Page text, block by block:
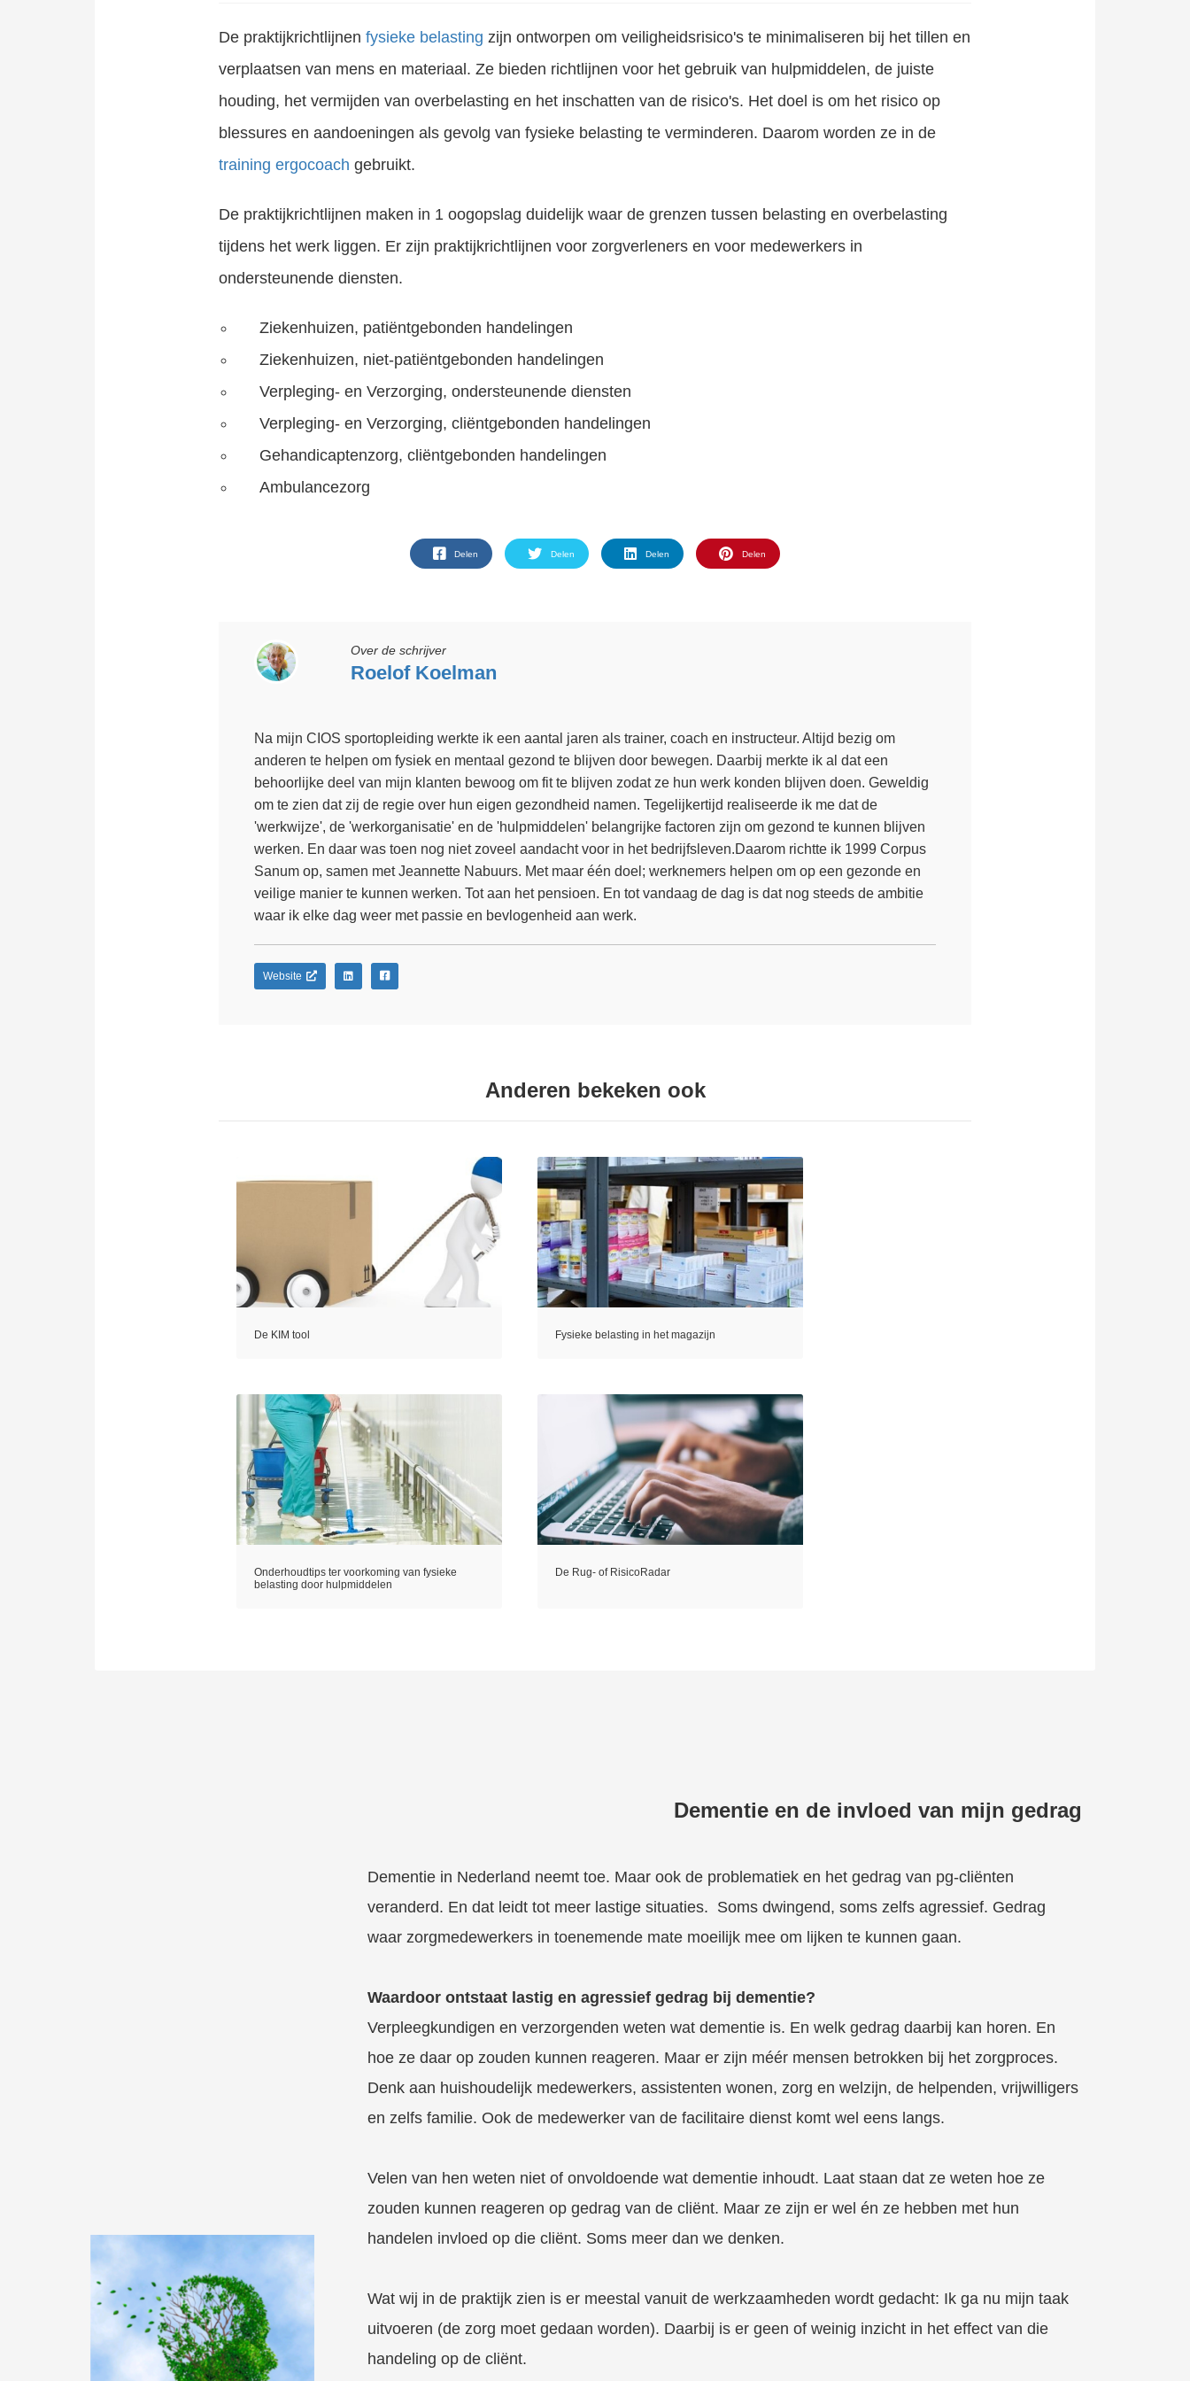
De praktijkrichtlijnen fysieke belasting zijn ontworpen om veiligheidsrisico's te minimaliseren bij het tillen en
verplaatsen van mens en materiaal. Ze bieden richtlijnen voor het gebruik van hulpmiddelen, de juiste
houding, het vermijden van overbelasting en het inschatten van de risico's. Het doel is om het risico op
blessures en aandoeningen als gevolg van fysieke belasting te verminderen. Daarom worden ze in de
training ergocoach gebruikt.
De praktijkrichtlijnen maken in 1 oogopslag duidelijk waar de grenzen tussen belasting en overbelasting
tijdens het werk liggen. Er zijn praktijkrichtlijnen voor zorgverleners en voor medewerkers in
ondersteunende diensten.
Ziekenhuizen, patiëntgebonden handelingen
Ziekenhuizen, niet-patiëntgebonden handelingen
Verpleging- en Verzorging, ondersteunende diensten
Verpleging- en Verzorging, cliëntgebonden handelingen
Gehandicaptenzorg, cliëntgebonden handelingen
Ambulancezorg
Delen Delen Delen Delen
Over de schrijver
Roelof Koelman
Na mijn CIOS sportopleiding werkte ik een aantal jaren als trainer, coach en instructeur. Altijd bezig om
anderen te helpen om fysiek en mentaal gezond te blijven door bewegen. Daarbij merkte ik al dat een
behoorlijke deel van mijn klanten bewoog om fit te blijven zodat ze hun werk konden blijven doen. Geweldig
om te zien dat zij de regie over hun eigen gezondheid namen. Tegelijkertijd realiseerde ik me dat de
'werkwijze', de 'werkorganisatie' en de 'hulpmiddelen' belangrijke factoren zijn om gezond te kunnen blijven
werken. En daar was toen nog niet zoveel aandacht voor in het bedrijfsleven.Daarom richtte ik 1999 Corpus
Sanum op, samen met Jeannette Nabuurs. Met maar één doel; werknemers helpen om op een gezonde en
veilige manier te kunnen werken. Tot aan het pensioen. En tot vandaag de dag is dat nog steeds de ambitie
waar ik elke dag weer met passie en bevlogenheid aan werk.
Website
Anderen bekeken ook
De KIM tool Fysieke belasting in het magazijn
Onderhoudtips ter voorkoming van fysieke
belasting door hulpmiddelen
De Rug- of RisicoRadar
Dementie en de invloed van mijn gedrag
Dementie in Nederland neemt toe. Maar ook de problematiek en het gedrag van pg-cliënten
veranderd. En dat leidt tot meer lastige situaties. Soms dwingend, soms zelfs agressief. Gedrag
waar zorgmedewerkers in toenemende mate moeilijk mee om lijken te kunnen gaan.
Waardoor ontstaat lastig en agressief gedrag bij dementie?
Verpleegkundigen en verzorgenden weten wat dementie is. En welk gedrag daarbij kan horen. En
hoe ze daar op zouden kunnen reageren. Maar er zijn méér mensen betrokken bij het zorgproces.
Denk aan huishoudelijk medewerkers, assistenten wonen, zorg en welzijn, de helpenden, vrijwilligers
en zelfs familie. Ook de medewerker van de facilitaire dienst komt wel eens langs.
Velen van hen weten niet of onvoldoende wat dementie inhoudt. Laat staan dat ze weten hoe ze
zouden kunnen reageren op gedrag van de cliënt. Maar ze zijn er wel én ze hebben met hun
handelen invloed op die cliënt. Soms meer dan we denken.
Wat wij in de praktijk zien is er meestal vanuit de werkzaamheden wordt gedacht: Ik ga nu mijn taak
uitvoeren (de zorg moet gedaan worden). Daarbij is er geen of weinig inzicht in het effect van die
handeling op de cliënt.